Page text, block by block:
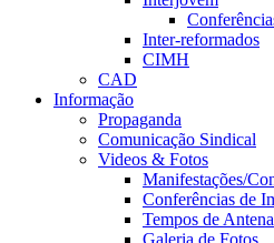
Inter-reformados
CIMH
CAD
Informação
Propaganda
Comunicação Sindical
Videos & Fotos
Manifestações/
Conferências de
Tempos de Antena
Galeria de Fotos